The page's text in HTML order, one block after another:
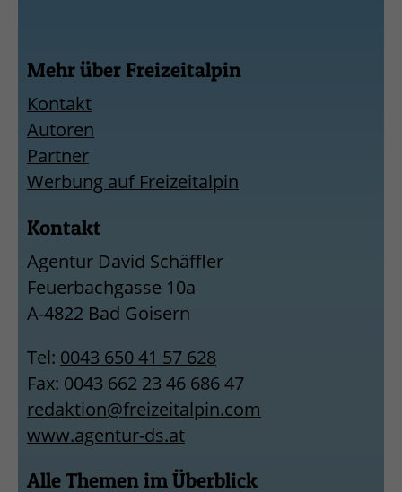
Mehr über Freizeitalpin
Kontakt
Autoren
Partner
Werbung auf Freizeitalpin
Kontakt
Agentur David Schäffler
Feuerbachgasse 10a
A-4822 Bad Goisern
Tel: 0043 650 41 57 628
Fax: 0043 662 23 46 686 47
redaktion@freizeitalpin.com
www.agentur-ds.at
Alle Themen im Überblick